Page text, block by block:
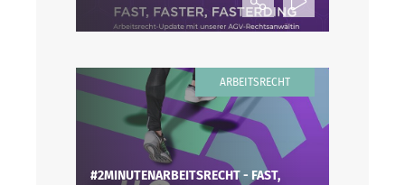
ARBEITSRECHT
#2MINUTENARBEITSRECHT - FAST,